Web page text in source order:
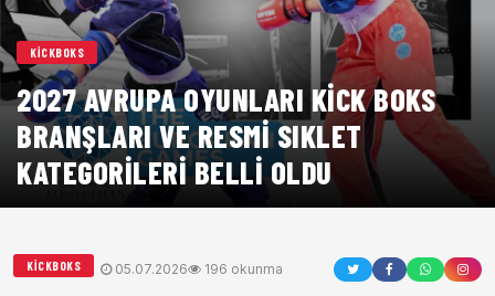
KICKBOKS
2027 AVRUPA OYUNLARI KICK BOKS
BRANŞLARI VE RESMI SIKLET
KATEGORILERI BELLI OLDU
KICKBOKS 05.07.2026 196 okunma